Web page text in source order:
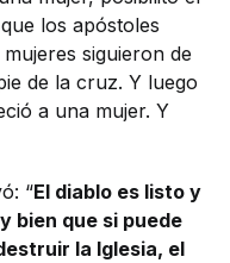
los apóstoles
siguieron de
de la cruz. Y luego
a una mujer. Y
“El diablo es listo y
bien que si puede
la Iglesia, el